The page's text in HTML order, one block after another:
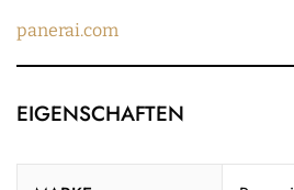
panerai.com
EIGENSCHAFTEN